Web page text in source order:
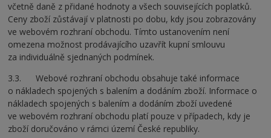
včetně daně z přidané hodnoty a všech souvisejících poplatků.
Ceny zboží zůstávají v platnosti po dobu, kdy jsou zobrazovány
ve webovém rozhraní obchodu. Tímto ustanovením není
omezena možnost prodávajícího uzavřít kupní smlouvu
za individuálně sjednaných podmínek.
3.3. Webové rozhraní obchodu obsahuje také informace
o nákladech spojených s balením a dodáním zboží. Informace o
nákladech spojených s balením a dodáním zboží uvedené
ve webovém rozhraní obchodu platí pouze v případech, kdy je
zboží doručováno v rámci území České republiky.